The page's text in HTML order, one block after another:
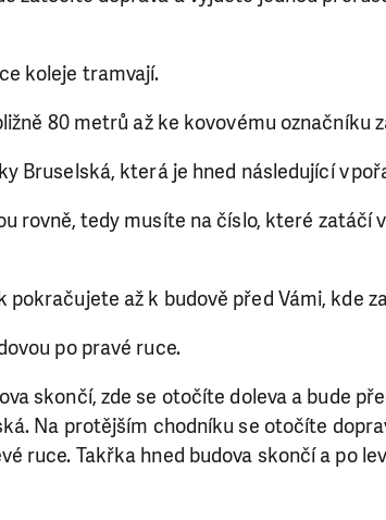
koleje tramvají.
80 metrů až ke kovovému označníku
Bruselská, která je hned následující v
rovně, tedy musíte na číslo, které zatáčí
pokračujete až k budově před Vámi, kde
po pravé ruce.
skončí, zde se otočíte doleva a bude
Na protějším chodníku se otočíte
ruce. Takřka hned budova skončí a po